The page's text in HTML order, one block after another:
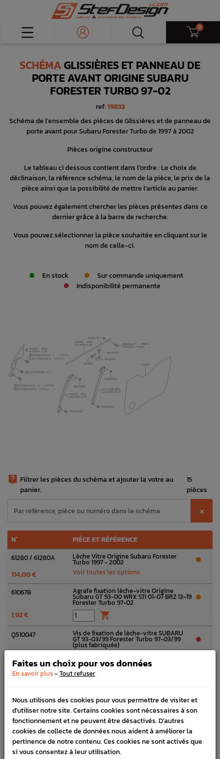
0
SCHÉMAGLISSIÈRES ET PANNEAU DE
PORTE AVANT ORIGINE SUBARU
FORESTER TURBO 97-02
ref:19833
Schéma de l'ensemble des pièces de Glissières et de panneau de
porte avant pour Subaru Forester Turbo de 1997 à 2002
Pièces origine constructeur
Le tableau ci dessous contient dans l'ordre : Le choix de
déclinaison, la référence schéma, le nom de la pièce, le prix de la
pièce ainsi que la possibilité de mettre l'article au panier.
Vous pouvez également chercher les pièces présentes dans ce
dernier grâce à la barre de recherche.
Vous pouvez sélectionner la pièce souhaitée en cliquant sur le
nom de celle-ci.
En stock
Sur commande uniquement
Indisponibilité permanente
 Filtrer les pièces du schéma et ajouter la votre au
panier.
15
pièces
⨉
N° PIÉCE ET RÉFÉRENCE
61280 / 61280A Lèche Vitre Origine Subaru Forester
Turbo 1997 - 2002
114,00 € Voir toutes les options
61067B Agrafe fixation lèche-vitre Origine
Subaru GT 93-00 WRX STI 01-07 BRZ 13-19
Forester Turbo 97-02
1,92 € 
Q510047 Vis de fixation de lèche-vitre SUBARU
GT 93-03/99 Forester Turbo 97-03/99
(plus fabriquée)
Q510015 Vis Subaru GT WRX STI BRZ Forester
Turbo
M000165 Vis fixation support lèche-vitre avant GT
05/94-00 WRX STI 01-04/07 Forester
Turbo 97-02
7,00 € 
61256C Tampon intérieur de vitre Origine
Faites un choix pour vos données
En savoir plus- Tout refuser
Nous utilisons des cookies pour vous permettre de visiter et
d'utiliser notre site. Certains cookies sont nécessaires à son
fonctionnement et ne peuvent être désactivés. D'autres
cookies de collecte de données nous aident à améliorer la
pertinence de notre contenu. Ces cookies ne sont activés que
si vous consentez à leur utilisation.